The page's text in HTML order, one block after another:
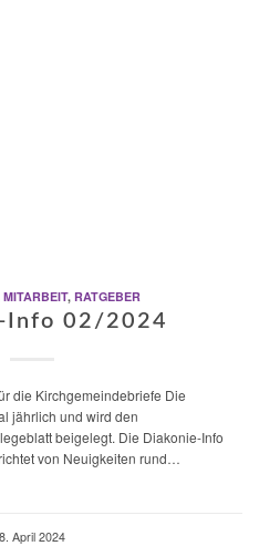
MITARBEIT, RATGEBER
Info 02/2024
die Kirchgemeindebriefe Die
jährlich und wird den
beigelegt. Die Diakonie-Info
von Neuigkeiten rund…
8. April 2024